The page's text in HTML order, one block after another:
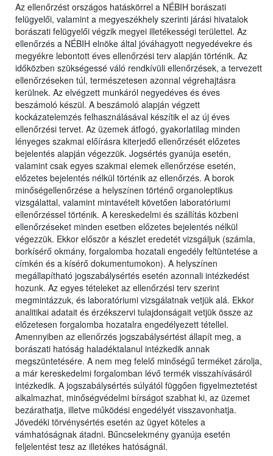
Az ellenőrzést országos hatáskörrel a NÉBIH borászati
felügyelői, valamint a megyeszékhely szerinti járási hivatalok
borászati felügyelői végzik megyei illetékességi területtel. Az
ellenőrzés a NÉBIH elnöke által jóváhagyott negyedévekre és
megyékre lebontott éves ellenőrzési terv alapján történik. Az
időközben szükségessé váló rendkívüli ellenőrzések, a tervezett
ellenőrzéseken túl, természetesen azonnal végrehajtásra
kerülnek. Az elvégzett munkáról negyedéves és éves
beszámoló készül. A beszámoló alapján végzett
kockázatelemzés felhasználásával készítik el az új éves
ellenőrzési tervet. Az üzemek átfogó, gyakorlatilag minden
lényeges szakmai előírásra kiterjedő ellenőrzését előzetes
bejelentés alapján végezzük. Jogsértés gyanúja esetén,
valamint csak egyes szakmai elemek ellenőrzése esetén,
előzetes bejelentés nélkül történik az ellenőrzés. A borok
minőségellenőrzése a helyszínen történő organoleptikus
vizsgálattal, valamint mintavételt követően laboratóriumi
ellenőrzéssel történik. A kereskedelmi és szállítás közbeni
ellenőrzéseket minden esetben előzetes bejelentés nélkül
végezzük. Ekkor először a készlet eredetét vizsgáljuk (számla,
borkísérő okmány, forgalomba hozatali engedély feltüntetése a
címkén és a kísérő dokumentumokon). A helyszínen
megállapítható jogszabálysértés esetén azonnali intézkedést
hozunk. Az egyes tételeket az ellenőrzési terv szerint
megmintázzuk, és laboratóriumi vizsgálatnak vetjük alá. Ekkor
analitikai adatait és érzékszervi tulajdonságait vetjük össze az
előzetesen forgalomba hozatalra engedélyezett tétellel.
Amennyiben az ellenőrzés jogszabálysértést állapít meg, a
borászati hatóság haladéktalanul intézkedik annak
megszüntetésére. A nem meg felelő minőségű terméket zárolja,
a már kereskedelmi forgalomban lévő termék visszahívásáról
intézkedik. A jogszabálysértés súlyától függően figyelmeztetést
alkalmazhat, minőségvédelmi bírságot szabhat ki, az üzemet
bezárathatja, illetve működési engedélyét visszavonhatja.
Jövedéki törvénysértés esetén az ügyet köteles a
vámhatóságnak átadni. Bűncselekmény gyanúja esetén
feljelentést tesz az illetékes hatóságnál.